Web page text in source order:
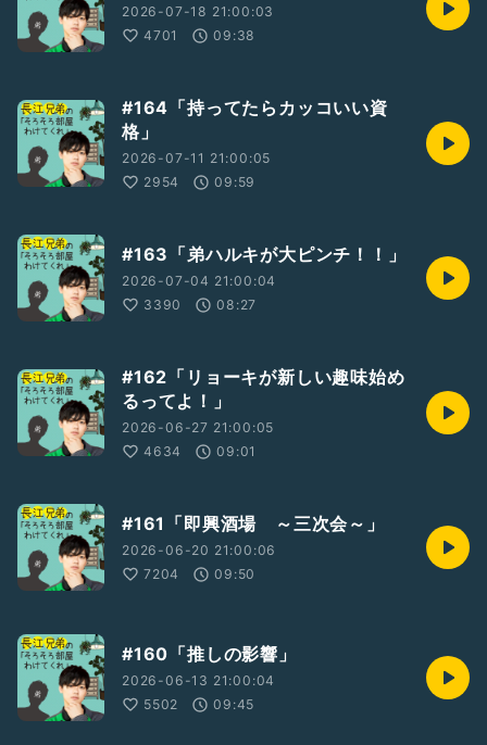
2026-07-18 21:00:03
4701
09:38
#164「持ってたらカッコいい資
格」
2026-07-11 21:00:05
2954
09:59
#163「弟ハルキが大ピンチ！！」
2026-07-04 21:00:04
3390
08:27
#162「リョーキが新しい趣味始め
るってよ！」
2026-06-27 21:00:05
4634
09:01
#161「即興酒場 ～三次会～」
2026-06-20 21:00:06
7204
09:50
#160「推しの影響」
2026-06-13 21:00:04
5502
09:45